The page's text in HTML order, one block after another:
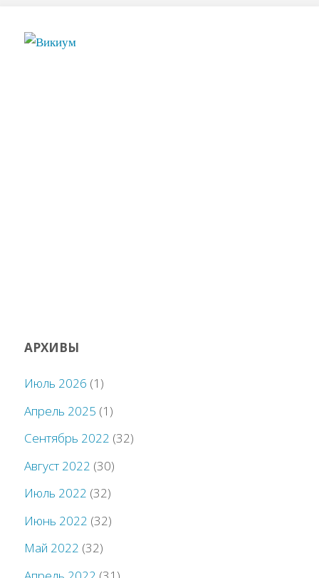
АРХИВЫ
Июль 2026 (1)
Апрель 2025 (1)
Сентябрь 2022 (32)
Август 2022 (30)
Июль 2022 (32)
Июнь 2022 (32)
Май 2022 (32)